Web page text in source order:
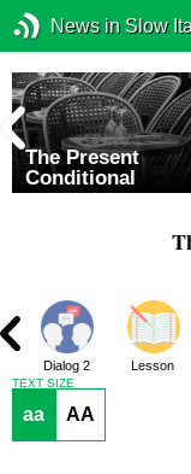
News in Slow
The Present
Conditional
Dialog 2 Lesson
TEXT SIZE
aa AA